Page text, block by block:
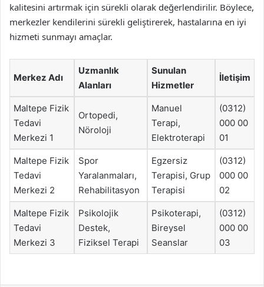
kalitesini artırmak için sürekli olarak değerlendirilir. Böylece,
merkezler kendilerini sürekli geliştirerek, hastalarına en iyi
hizmeti sunmayı amaçlar.
Merkez Adı
Uzmanlık
Alanları
Sunulan
Hizmetler
İletişim
Maltepe Fizik
Tedavi
Merkezi 1
Ortopedi,
Nöroloji
Manuel
Terapi,
Elektroterapi
(0312)
000 00
01
Maltepe Fizik
Tedavi
Merkezi 2
Spor
Yaralanmaları,
Rehabilitasyon
Egzersiz
Terapisi, Grup
Terapisi
(0312)
000 00
02
Maltepe Fizik
Tedavi
Merkezi 3
Psikolojik
Destek,
Fiziksel Terapi
Psikoterapi,
Bireysel
Seanslar
(0312)
000 00
03